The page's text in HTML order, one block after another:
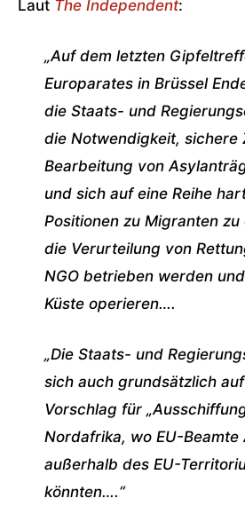
Laut The Independent:
„Auf dem letzten
Europarates in Brüssel
die Staats- und
die Notwendigkeit, sichere
Bearbeitung von
und sich auf eine Reihe
Positionen zu Migranten
die Verurteilung von
NGO betrieben werden
Küste operieren….
„Die Staats- und
sich auch grundsätzlich
Vorschlag für
Nordafrika, wo EU-Beamte
außerhalb des EU-
könnten….“